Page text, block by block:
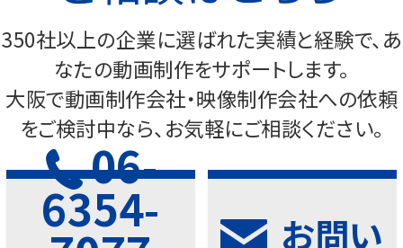
350社以上の企業に選ばれた実績と経験で、あ
なたの動画制作をサポートします。
大阪で動画制作会社・映像制作会社への依頼
をご検討中なら、お気軽にご相談ください。
06-
6354-
お問い